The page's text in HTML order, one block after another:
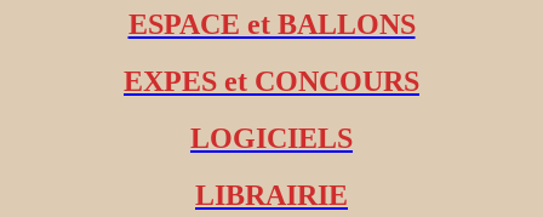
ESPACE et BALLONS
EXPES et CONCOURS
LOGICIELS
LIBRAIRIE